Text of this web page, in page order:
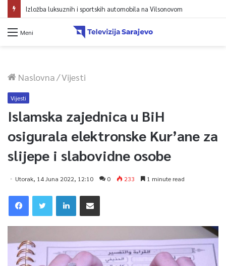
Izložba luksuznih i sportskih automobila na Vilsonovom
Meni
Naslovna/Vijesti
Vijesti
Islamska zajednica u BiH
osigurala elektronske Kur’ane za
slijepe i slabovidne osobe
Utorak, 14 Juna 2022, 12:10 0 233 1 minute read